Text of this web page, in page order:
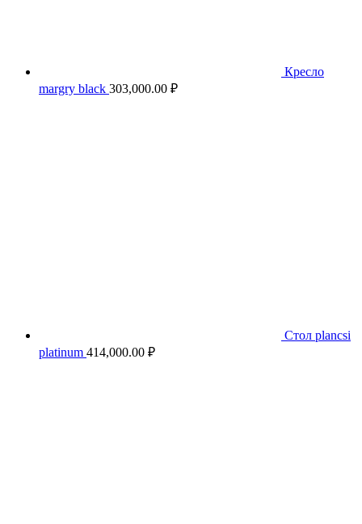
Кресло
margry black 303,000.00 ₽
Стол plancsi
platinum 414,000.00 ₽